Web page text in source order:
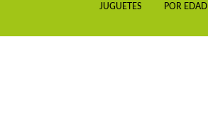
JUGUETES POR EDAD